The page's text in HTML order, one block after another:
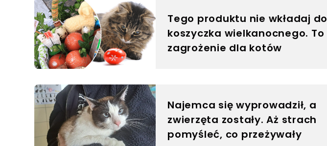
Tego produktu nie wkładaj do
koszyczka wielkanocnego. To
zagrożenie dla kotów
Najemca się wyprowadził, a
zwierzęta zostały. Aż strach
pomyśleć, co przeżywały